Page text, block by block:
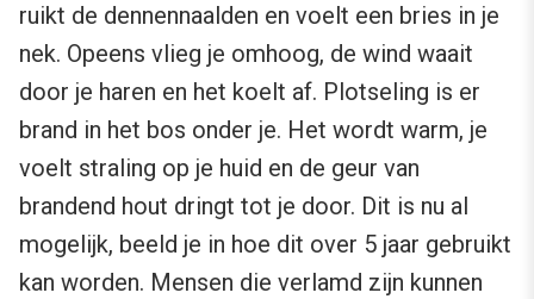
ruikt de dennennaalden en voelt een bries in je
nek. Opeens vlieg je omhoog, de wind waait
door je haren en het koelt af. Plotseling is er
brand in het bos onder je. Het wordt warm, je
voelt straling op je huid en de geur van
brandend hout dringt tot je door. Dit is nu al
mogelijk, beeld je in hoe dit over 5 jaar gebruikt
kan worden. Mensen die verlamd zijn kunnen